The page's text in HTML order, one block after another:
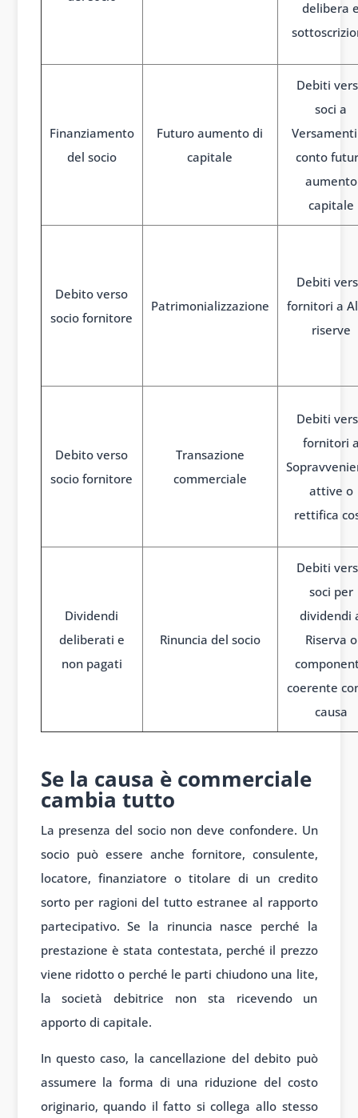
delibera
Finanziamento
del socio
Futuro aumento di
capitale
Debiti
soci a
conto
aumento
capitale
Debito verso
socio fornitore
Patrimonializzazione
Debiti
fornitori a
riserve
Debito verso
socio fornitore
Transazione
commerciale
Debiti
fornitori
attive o
rettifica
Dividendi
deliberati e
non pagati
Rinuncia del socio
Debiti
soci per
dividendi
Riserva o
coerente
causa
Se la causa è commerciale
cambia tutto
La presenza del socio non deve confondere. Un
socio può essere anche fornitore, consulente,
locatore, finanziatore o titolare di un credito
sorto per ragioni del tutto estranee al rapporto
partecipativo. Se la rinuncia nasce perché la
prestazione è stata contestata, perché il prezzo
viene ridotto o perché le parti chiudono una lite,
la società debitrice non sta ricevendo un
apporto di capitale.
In questo caso, la cancellazione del debito può
assumere la forma di una riduzione del costo
originario, quando il fatto si collega allo stesso